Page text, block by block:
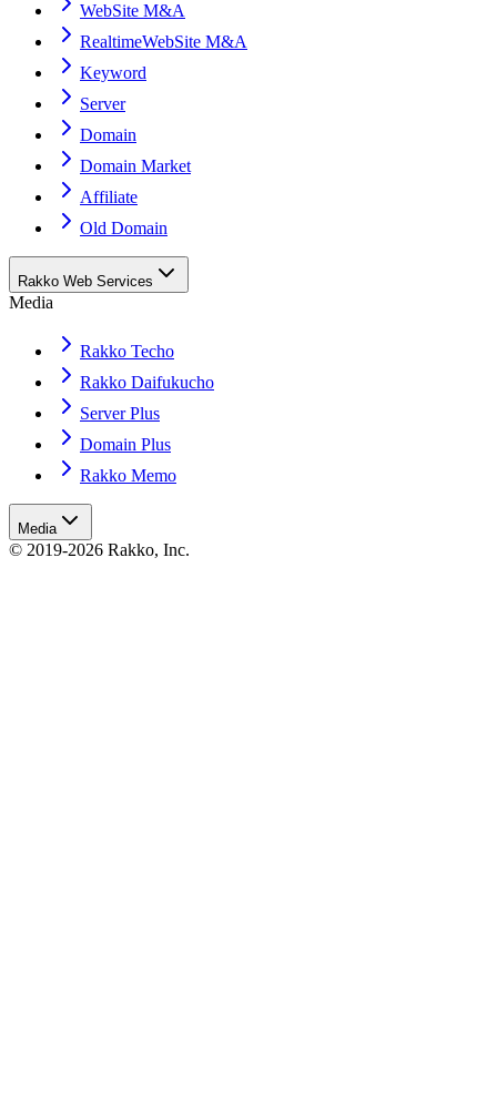
WebSite M&A
RealtimeWebSite M&A
Keyword
Server
Domain
Domain Market
Affiliate
Old Domain
Rakko Web Services
Media
Rakko Techo
Rakko Daifukucho
Server Plus
Domain Plus
Rakko Memo
Media
© 2019-2026 Rakko, Inc.